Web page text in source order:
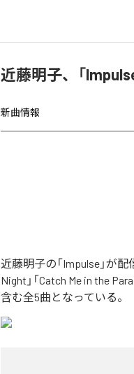
近藤明子、「
新曲情報
近藤明子の「Impulse」が
Night」「Catch Me in the
含む全5曲となっている。